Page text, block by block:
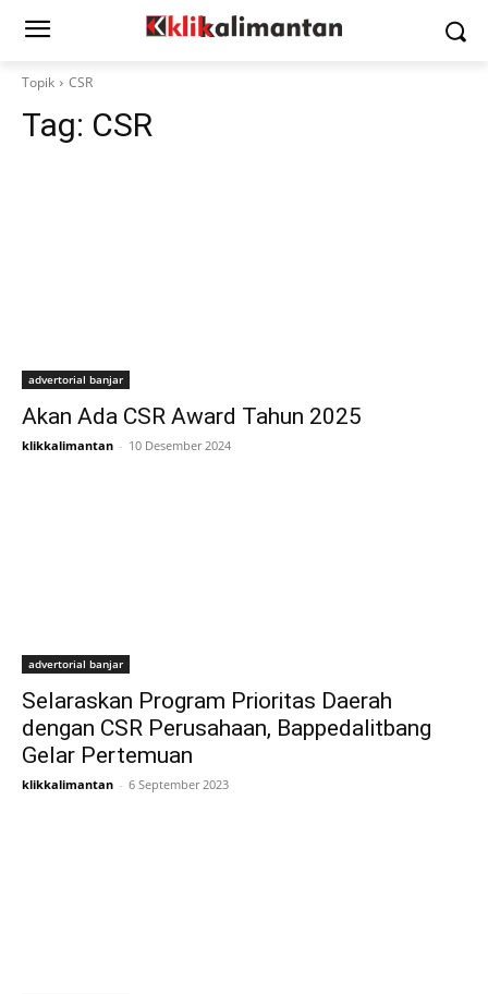
Topik CSR
Tag: CSR
advertorial banjar
Akan Ada CSR Award Tahun 2025
klikkalimantan - 10 Desember 2024
advertorial banjar
Selaraskan Program Prioritas Daerah
dengan CSR Perusahaan, Bappedalitbang
Gelar Pertemuan
klikkalimantan - 6 September 2023